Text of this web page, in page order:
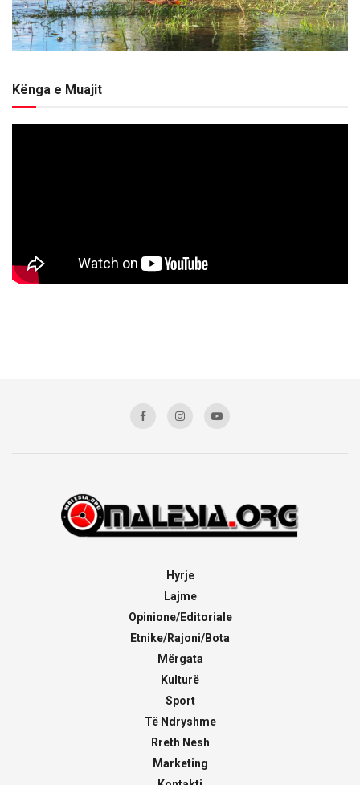
Kënga e Muajit
Hyrje
Lajme
Opinione/Editoriale
Etnike/Rajoni/Bota
Mërgata
Kulturë
Sport
Të Ndryshme
Rreth Nesh
Marketing